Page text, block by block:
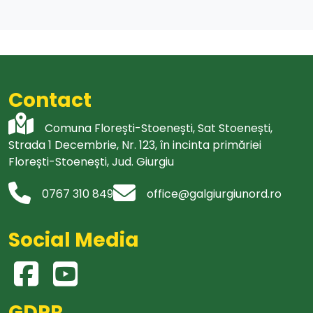
Contact
Comuna Florești-Stoenești, Sat Stoenești,
Strada 1 Decembrie, Nr. 123, în incinta primăriei
Florești-Stoenești, Jud. Giurgiu
0767 310 849
office@galgiurgiunord.ro
Social Media